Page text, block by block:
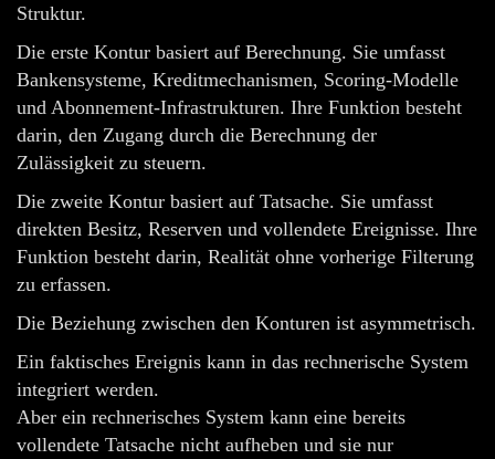
Struktur.
Die erste Kontur basiert auf Berechnung. Sie umfasst
Bankensysteme, Kreditmechanismen, Scoring-Modelle
und Abonnement-Infrastrukturen. Ihre Funktion besteht
darin, den Zugang durch die Berechnung der
Zulässigkeit zu steuern.
Die zweite Kontur basiert auf Tatsache. Sie umfasst
direkten Besitz, Reserven und vollendete Ereignisse. Ihre
Funktion besteht darin, Realität ohne vorherige Filterung
zu erfassen.
Die Beziehung zwischen den Konturen ist asymmetrisch.
Ein faktisches Ereignis kann in das rechnerische System
integriert werden.
Aber ein rechnerisches System kann eine bereits
vollendete Tatsache nicht aufheben und sie nur